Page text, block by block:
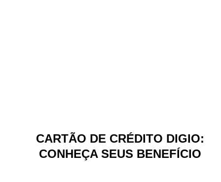
CARTÃO DE CRÉDITO DIGIO:
CONHEÇA SEUS BENEFÍCIO